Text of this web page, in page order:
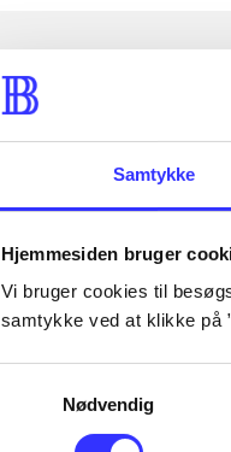
Samtykke
Hjemmesiden bruger
Vi bruger cookies til
samtykke ved at klikke på
Nødvendig
...